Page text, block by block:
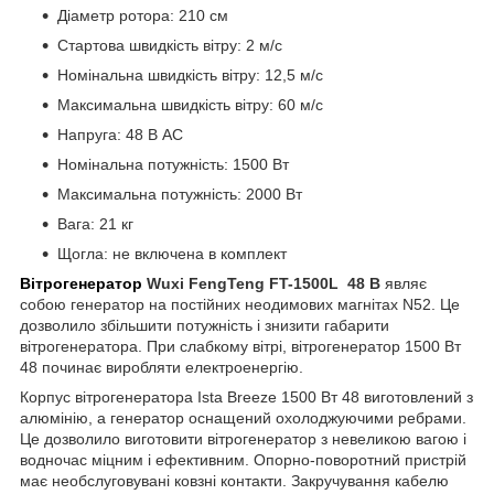
Діаметр ротора: 210 см
Стартова швидкість вітру: 2 м/с
Номінальна швидкість вітру: 12,5 м/с
Максимальна швидкість вітру: 60 м/с
Напруга: 48 В AC
Номінальна потужність: 1500 Вт
Максимальна потужність: 2000 Вт
Вага: 21 кг
Щогла: не включена в комплект
Вітрогенератор Wuxi FengTeng FT-1500L 48 В являє
собою генератор на постійних неодимових магнітах N52. Це
дозволило збільшити потужність і знизити габарити
вітрогенератора. При слабкому вітрі, вітрогенератор 1500 Вт
48 починає виробляти електроенергію.
Корпус вітрогенератора Іsta Breeze 1500 Вт 48 виготовлений з
алюмінію, а генератор оснащений охолоджуючими ребрами.
Це дозволило виготовити вітрогенератор з невеликою вагою і
водночас міцним і ефективним. Опорно-поворотний пристрій
має необслуговувані ковзні контакти. Закручування кабелю